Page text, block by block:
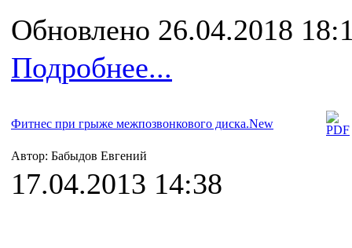
Обновлено 26.04.2018
Подробнее...
Фитнес при грыже межпозвонкового диска.New
Автор: Бабыдов Евгений
17.04.2013 14:38